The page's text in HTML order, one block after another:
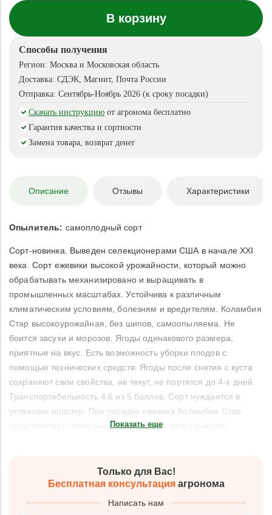
В корзину
Способы получения
Регион: Москва и Московская область
Доставка: СДЭК, Магнит, Почта России
Отправка: Сентябрь-Ноябрь 2026 (к сроку посадки)
Скачать инструкцию от агронома бесплатно
Гарантия качества и сортности
Замена товара, возврат денег
Описание Отзывы Характеристики
Опылитель: самоплодный сорт
Сорт-новинка. Выведен селекционерами США в начале XXI
века. Сорт ежевики высокой урожайности, который можно
обрабатывать механизировано и выращивать в
промышленных масштабах. Устойчива к различным
климатическим условиям, болезням и вредителям. Коламбия
Стар высокоурожайная, без шипов, самоопыляема. Не
боится засухи и морозов. Ягоды одинакового размера,
приятные на вкус. Есть возможность уборки плодов с
помощью технических средств. Ягоды после снятия с куста
сохраняют свои свойства, не текут, не портятся до 4-х дней.
Транспортабельность 4,6 из 5 баллов. Сорт нуждается в
установке шпалер. При посадке ежевика Коламбия Стар
предпочитает солнечные, закрытые от ветра участки.
Показать еще
Только для Вас!
Бесплатная консультацияагронома
Написать нам